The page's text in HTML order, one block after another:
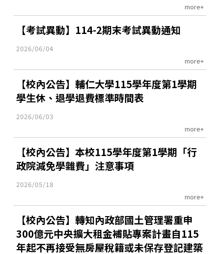
more+
【考試異動】114-2期末考試異動通知
2026/06/04
more+
【校內公告】輔仁大學115學年度第1學期
學生休、退學退費標準時間表
2026/06/03
more+
【校內公告】本校115學年度第1學期「行
政院減免學雜費」注意事項
2026/05/18
more+
【校內公告】轉知內政部國土管理署重申
300億元中央擴大租金補貼專案計畫自115
年起不再接受無房屋稅籍或未保存登記建築